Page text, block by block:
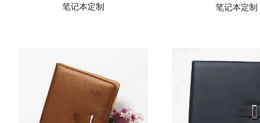
笔记本定制 笔记本定制